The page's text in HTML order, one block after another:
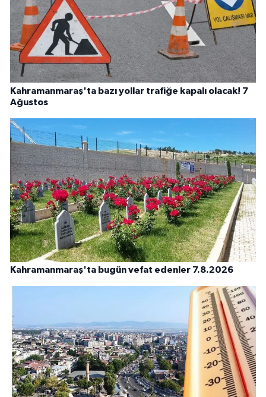
Kahramanmaraş'ta bazı yollar trafiğe kapalı olacak! 7
Ağustos
Kahramanmaraş'ta bugün vefat edenler 7.8.2026